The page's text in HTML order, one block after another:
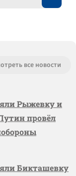
все новости
Рыжевку и
провёл
Бикташевку